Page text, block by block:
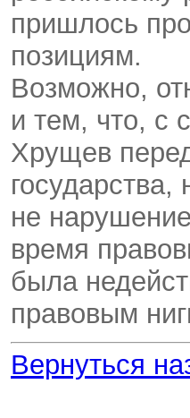
пришлось
позициям.
Возможно,
и тем, что, с
Хрущев
не
время
была
правовым
Вернуться